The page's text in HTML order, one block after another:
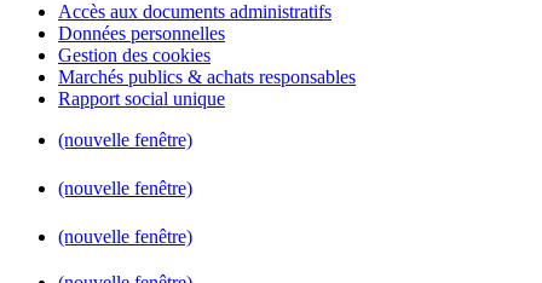
Accès aux documents administratifs
Données personnelles
Gestion des cookies
Marchés publics & achats responsables
Rapport social unique
(nouvelle fenêtre)
(nouvelle fenêtre)
(nouvelle fenêtre)